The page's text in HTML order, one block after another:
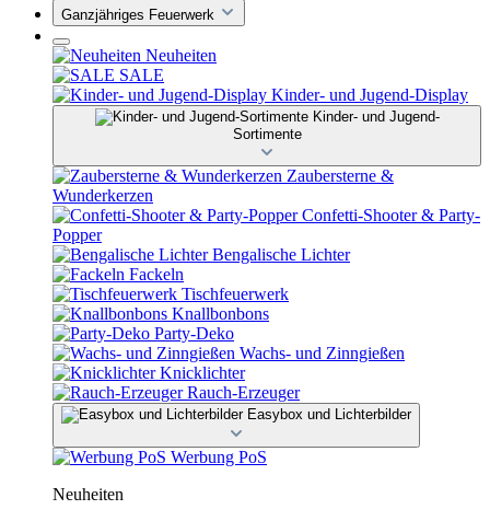
Ganzjähriges Feuerwerk
Neuheiten
SALE
Kinder- und Jugend-Display
Kinder- und Jugend-
Sortimente
Zaubersterne &
Wunderkerzen
Confetti-Shooter & Party-
Popper
Bengalische Lichter
Fackeln
Tischfeuerwerk
Knallbonbons
Party-Deko
Wachs- und Zinngießen
Knicklichter
Rauch-Erzeuger
Easybox und Lichterbilder
Werbung PoS
Neuheiten